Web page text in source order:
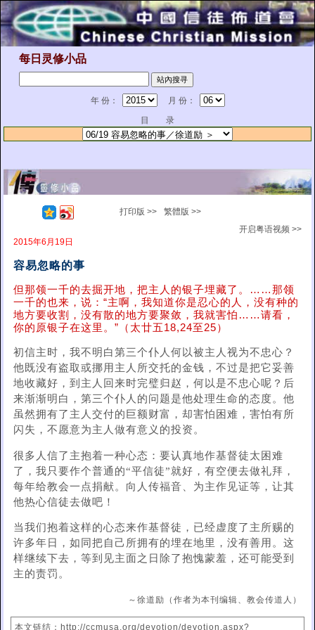
每日灵修小品
年 份：
月 份：
目 录
打印版 >>
繁體版 >>
开启粤语视频 >>
2015年6月19日
容易忽略的事
但那领一千的去掘开地，把主人的银子埋藏了。……那领
一千的也来，说：“主啊，我知道你是忍心的人，没有种的
地方要收割，没有散的地方要聚敛，我就害怕……请看，
你的原银子在这里。”（太廿五18,24至25）
初信主时，我不明白第三个仆人何以被主人视为不忠心？
他既没有盗取或挪用主人所交托的金钱，不过是把它妥善
地收藏好，到主人回来时完璧归赵，何以是不忠心呢？后
来渐渐明白，第三个仆人的问题是他处理生命的态度。他
虽然拥有了主人交付的巨额财富，却害怕困难，害怕有所
闪失，不愿意为主人做有意义的投资。
很多人信了主抱着一种心态：要认真地作基督徒太困难
了，我只要作个普通的“平信徒”就好，有空便去做礼拜，
每年给教会一点捐献。向人传福音、为主作见证等，让其
他热心信徒去做吧！
当我们抱着这样的心态来作基督徒，已经虚度了主所赐的
许多年日，如同把自己所拥有的埋在地里，没有善用。这
样继续下去，等到见主面之日除了抱愧蒙羞，还可能受到
主的责罚。
～徐道励（作者为本刊编辑、教会传道人）
本文链结：http://ccmusa.org/devotion/devotion.aspx?